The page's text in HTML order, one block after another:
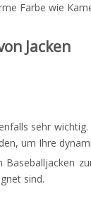
Farbe wie
Jacken
sehr
um Ihre
sind.